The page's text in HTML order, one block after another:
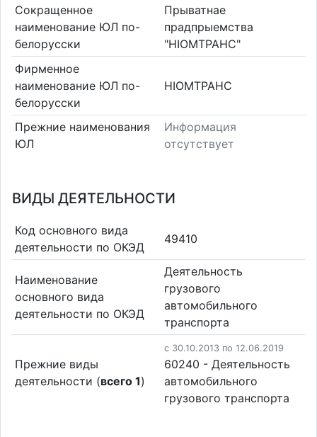
Сокращенное
наименование ЮЛ по-
белорусски
Прыватнае
прадпрыемства
"НІОМТРАНС"
Фирменное
наименование ЮЛ по-
белорусски
НІОМТРАНС
Прежние наименования
ЮЛ
Информация
отсутствует
ВИДЫ ДЕЯТЕЛЬНОСТИ
Код основного вида
деятельности по ОКЭД
49410
Наименование
основного вида
деятельности по ОКЭД
Деятельность
грузового
автомобильного
транспорта
Прежние виды
деятельности (всего 1)
c 30.10.2013 по 12.06.2019
60240 - Деятельность
автомобильного
грузового транспорта